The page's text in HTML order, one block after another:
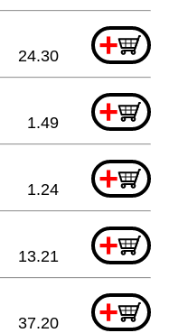
+
24.30
+
1.49
+
1.24
+
13.21
+
37.20